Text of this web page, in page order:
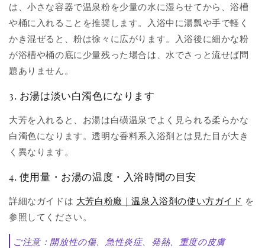
は、小さな容器で温泉粉を少量の水に湿らせてから、浴槽
や桶に入れることを推奨します。入浴中に湯瓢や手で軽く
かき混ぜると、粉は徐々に広がります。入浴後に細かな粉
が浴槽や桶の底に少量残った場合は、水でさっと流せば問
題ありません。
3. お湯は淡い白濁色になります
大芳を入れると、お湯は白磺温泉でよく見られる柔らかな
白濁色になります。透明な香料系入浴剤とは見た目が大き
く異なります。
4. 使用量・お湯の温度・入浴時間の目安
詳細なガイドは 大芳白粉廠｜温泉入浴剤の使い方ガイド を
参照してください。
ご注意：開放性の傷、急性炎症、発熱、重度の皮膚